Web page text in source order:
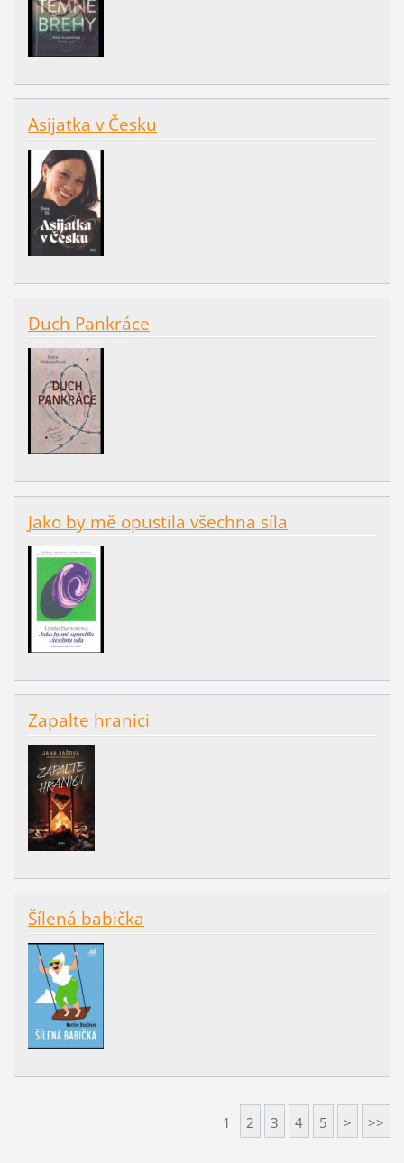
Asijatka v Česku
Duch Pankráce
Jako by mě opustila všechna síla
Zapalte hranici
Šílená babička
1 2 3 4 5 > >>